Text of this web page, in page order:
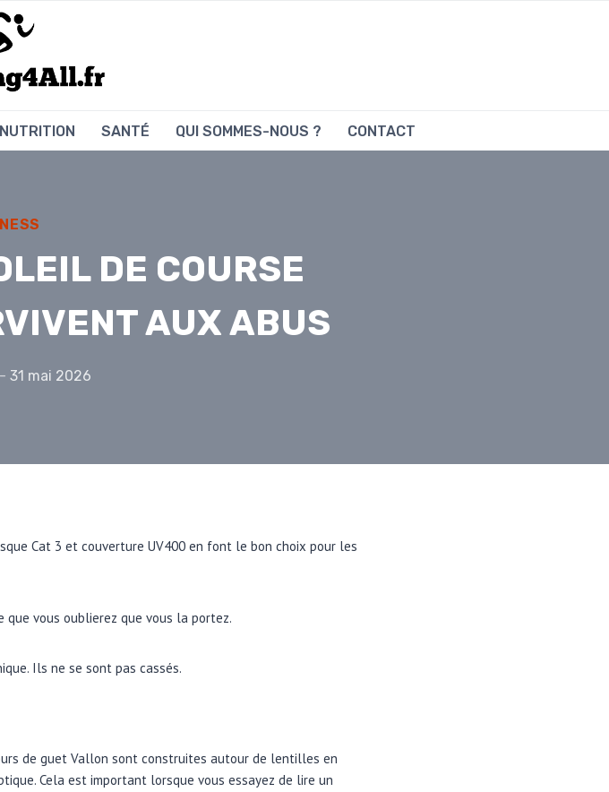
NUTRITION SANTÉ QUI SOMMES-NOUS ? CONTACT
DE COURSE
AUX ABUS
31 mai 2026
Cat 3 et couverture UV400 en font le bon choix pour les
que vous oublierez que vous la portez.
Ils ne se sont pas cassés.
de guet Vallon sont construites autour de lentilles en
Cela est important lorsque vous essayez de lire un